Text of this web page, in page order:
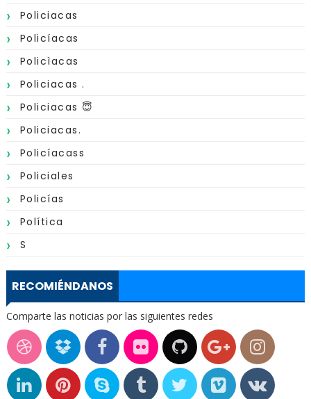
Policiacas
Policíacas
Policìacas
Policiacas .
Policiacas 😇
Policiacas.
Policíacass
Policiales
Policías
Política
S
RECOMIÉNDANOS
Comparte las noticias por las siguientes redes